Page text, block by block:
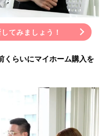
てみましょう！
らいにマイホーム購入を